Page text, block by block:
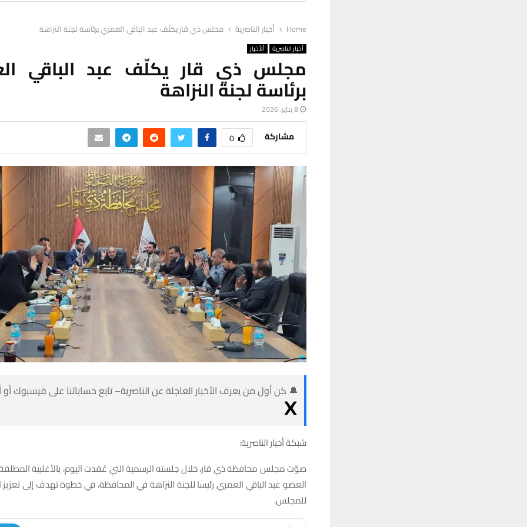
Home أخبار الناصرية مجلس ذي قار يكلّف عبد الباقي العمري برئاسة لجنة النزاهة
أخبار الناصرية ألأخبار
مجلس ذي قار يكلّف عبد الباقي
برئاسة لجنة النزاهة
8 يناير، 2026
مشاركة 0
🔔 كن أول من يعرف الأخبار العاجلة عن الناصرية– تابع حساباتنا على فيسبوك
شبكة أخبار الناصرية:
صوّت مجلس محافظة ذي قار، خلال جلسته الرسمية التي عُقدت اليوم، بالأغلبية
العضو عبد الباقي العمري رئيسا للجنة النزاهة في المحافظة، في خطوة تهدف إلى تعزيز
للمجلس.